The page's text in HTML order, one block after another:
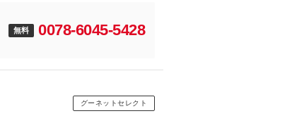
無料 0078-6045-5428
グーネットセレクト